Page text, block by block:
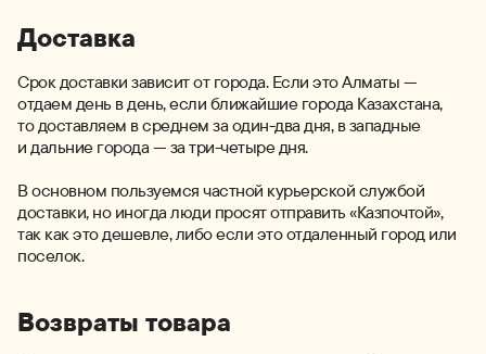
Доставка
Срок доставки зависит от города. Если это Алматы —
отдаем день в день, если ближайшие города Казахстана,
то доставляем в среднем за один-два дня, в западные
и дальние города — за три-четыре дня.
В основном пользуемся частной курьерской службой
доставки, но иногда люди просят отправить «Казпочтой»,
так как это дешевле, либо если это отдаленный город или
поселок.
Возвраты товара